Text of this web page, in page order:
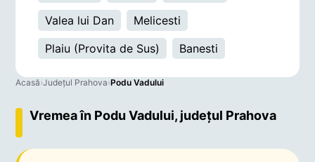
Valea lui Dan
Melicesti
Plaiu (Provita de Sus)
Banesti
Acasă›Județul Prahova›Podu Vadului
Vremea în Podu Vadului, județul Prahova